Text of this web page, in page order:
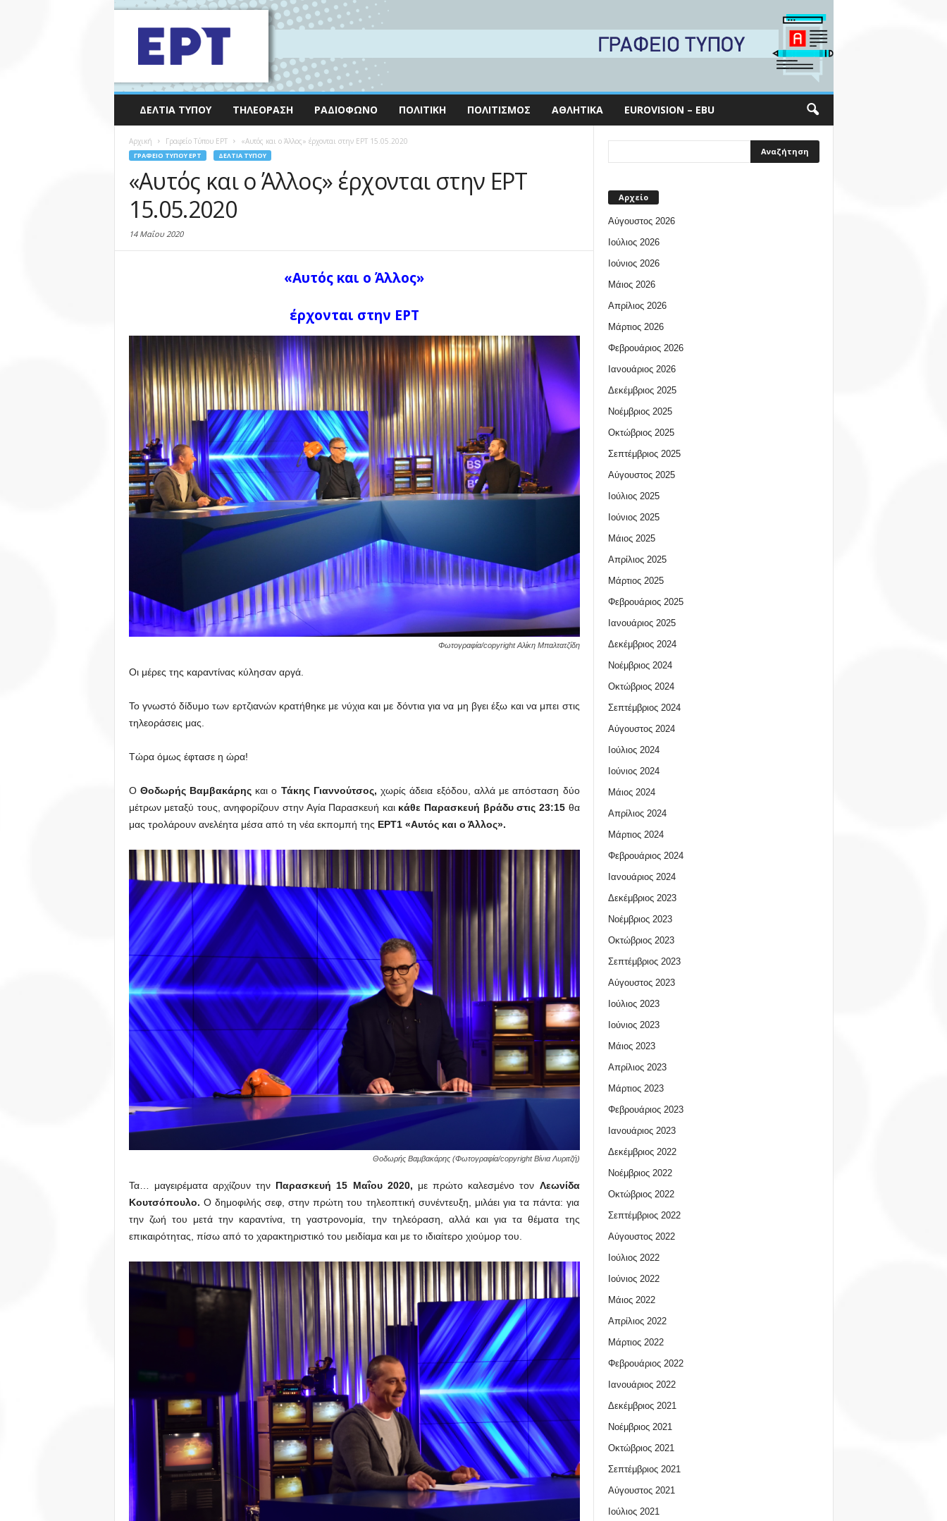
ΔΕΛΤΊΑ ΤΎΠΟΥ ΤΗΛΕΌΡΑΣΗ ΡΑΔΙΌΦΩΝΟ ΠΟΛΙΤΙΚΉ ΠΟΛΙΤΙΣΜΌΣ ΑΘΛΗΤΙΚΆ EUROVISION – EBU
Αρχική Γραφείο Τύπου ΕΡΤ «Αυτός και ο Άλλος» έρχονται στην ΕΡΤ 15.05.2020
ΓΡΑΦΕΊΟ ΤΎΠΟΥ ΕΡΤ ΔΕΛΤΊΑ ΤΎΠΟΥ
«Αυτός και ο Άλλος» έρχονται στην ΕΡΤ
15.05.2020
14 Μαΐου 2020
«Αυτός και ο Άλλος»
έρχονται στην ΕΡΤ
Φωτογραφία/copyright Αλίκη Μπαλτατζίδη
Οι μέρες της καραντίνας κύλησαν αργά.
Το γνωστό δίδυμο των ερτζιανών κρατήθηκε με νύχια και με δόντια για να μη βγει έξω και να μπει στις
τηλεοράσεις μας.
Τώρα όμως έφτασε η ώρα!
Ο Θοδωρής Βαμβακάρηςκαι ο Τάκης Γιαννούτσος, χωρίς άδεια εξόδου, αλλά με απόσταση δύο
μέτρων μεταξύ τους, ανηφορίζουν στην Αγία Παρασκευή και κάθε Παρασκευή βράδυ στις 23:15θα
μας τρολάρουν ανελέητα μέσα από τη νέα εκπομπή της ΕΡΤ1 «Αυτός και ο Άλλος».
Θοδωρής Βαμβακάρης (Φωτογραφία/copyright Βίνια Λυριτζή)
Τα… μαγειρέματα αρχίζουν την Παρασκευή 15 Μαΐου 2020, με πρώτο καλεσμένο τον Λεωνίδα
Κουτσόπουλο. Ο δημοφιλής σεφ, στην πρώτη του τηλεοπτική συνέντευξη, μιλάει για τα πάντα: για
την ζωή του μετά την καραντίνα, τη γαστρονομία, την τηλεόραση, αλλά και για τα θέματα της
επικαιρότητας, πίσω από το χαρακτηριστικό του μειδίαμα και με το ιδιαίτερο χιούμορ του.
Αρχείο
Αύγουστος 2026
Ιούλιος 2026
Ιούνιος 2026
Μάιος 2026
Απρίλιος 2026
Μάρτιος 2026
Φεβρουάριος 2026
Ιανουάριος 2026
Δεκέμβριος 2025
Νοέμβριος 2025
Οκτώβριος 2025
Σεπτέμβριος 2025
Αύγουστος 2025
Ιούλιος 2025
Ιούνιος 2025
Μάιος 2025
Απρίλιος 2025
Μάρτιος 2025
Φεβρουάριος 2025
Ιανουάριος 2025
Δεκέμβριος 2024
Νοέμβριος 2024
Οκτώβριος 2024
Σεπτέμβριος 2024
Αύγουστος 2024
Ιούλιος 2024
Ιούνιος 2024
Μάιος 2024
Απρίλιος 2024
Μάρτιος 2024
Φεβρουάριος 2024
Ιανουάριος 2024
Δεκέμβριος 2023
Νοέμβριος 2023
Οκτώβριος 2023
Σεπτέμβριος 2023
Αύγουστος 2023
Ιούλιος 2023
Ιούνιος 2023
Μάιος 2023
Απρίλιος 2023
Μάρτιος 2023
Φεβρουάριος 2023
Ιανουάριος 2023
Δεκέμβριος 2022
Νοέμβριος 2022
Οκτώβριος 2022
Σεπτέμβριος 2022
Αύγουστος 2022
Ιούλιος 2022
Ιούνιος 2022
Μάιος 2022
Απρίλιος 2022
Μάρτιος 2022
Φεβρουάριος 2022
Ιανουάριος 2022
Δεκέμβριος 2021
Νοέμβριος 2021
Οκτώβριος 2021
Σεπτέμβριος 2021
Αύγουστος 2021
Ιούλιος 2021